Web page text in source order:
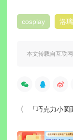
cosplay 洛
本文转载自互联
「巧克力小圆面包」5套 COS作品写真合集[持续更新]